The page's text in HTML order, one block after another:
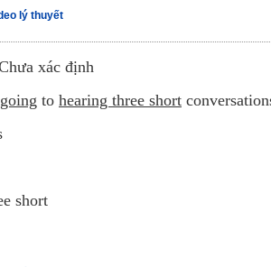
lý thuyết
xác định
going to hearing three short
short